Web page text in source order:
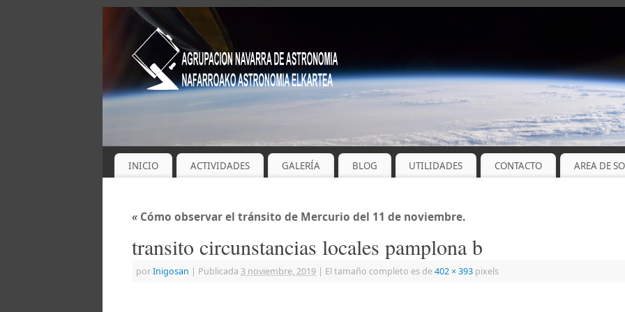
INICIO ACTIVIDADES GALERÍA BLOG UTILIDADES CONTACTO AREA DE
« Cómo observar el tránsito de Mercurio del 11 de noviembre.
transito circunstancias locales pamplona b
porInigosan | Publicada 3 noviembre, 2019 | El tamaño completo es de402 × 393 pixels